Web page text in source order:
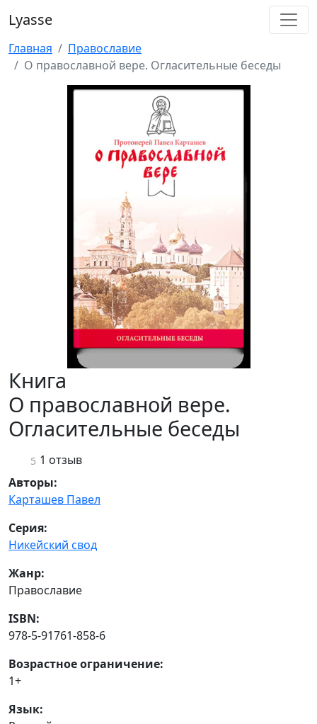
Lyasse
Главная
Православие
О православной вере. Огласительные беседы
Книга
О православной вере.
Огласительные беседы
5 1 отзыв
Авторы:
Карташев Павел
Серия:
Никейский свод
Жанр:
Православие
ISBN:
978-5-91761-858-6
Возрастное ограничение:
1+
Язык: